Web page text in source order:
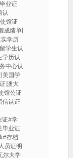
业证|
认
馆证
成绩单|
学历
学生认
学历认
中心认
美国学
|澳大
馆公证
信认证
证#学
毕业证
#存档
员证明
尔大学